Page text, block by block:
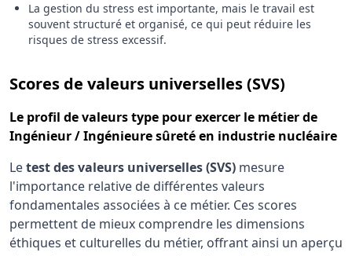
La gestion du stress est importante, mais le travail est
souvent structuré et organisé, ce qui peut réduire les
risques de stress excessif.
Scores de valeurs universelles (SVS)
Le profil de valeurs type pour exercer le métier de
Ingénieur / Ingénieure sûreté en industrie nucléaire
Letest des valeurs universelles (SVS) mesure
l'importance relative de différentes valeurs
fondamentales associées à ce métier. Ces scores
permettent de mieux comprendre les dimensions
éthiques et culturelles du métier, offrant ainsi un aperçu